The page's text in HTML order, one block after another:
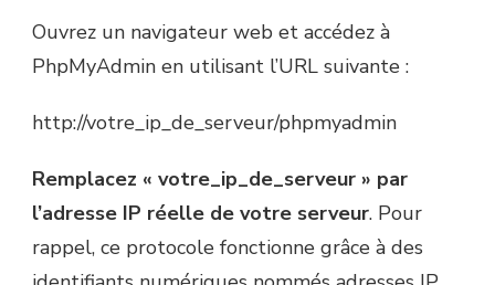
Ouvrez un navigateur web et accédez à
PhpMyAdmin en utilisant l’URL suivante :
http://votre_ip_de_serveur/phpmyadmin
Remplacez « votre_ip_de_serveur » par
l’adresse IP réelle de votre serveur. Pour
rappel, ce protocole fonctionne grâce à des